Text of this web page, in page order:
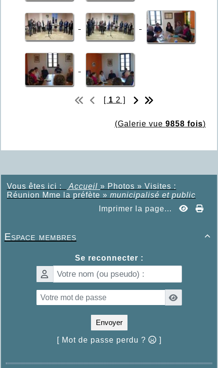
[ 1 2 ]
(Galerie vue 9858 fois)
Vous êtes ici : Accueil » Photos » Visites :
Réunion Mme la préfète » municipalisé et public
Imprimer la page...

Espace membres
Se reconnecter :
Envoyer
[ Mot de passe perdu ? ]